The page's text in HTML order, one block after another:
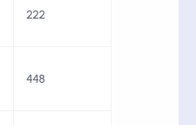
222
448